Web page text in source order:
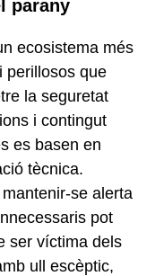
parany
ecosistema més
perillosos que
la seguretat
i contingut
es basen en
tècnica.
se alerta
pot
ser víctima dels
ull escèptic,